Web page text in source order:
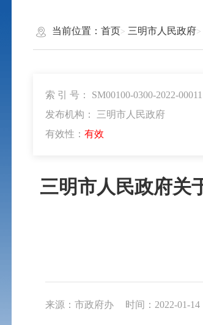
当前位置： 首页 三明市人民政府
索 引 号： SM00100-0300-2022-00011
发布机构： 三明市人民政府
有效性： 有效
三明市人民政府关
来源：市政府办 时间：2022-01-14